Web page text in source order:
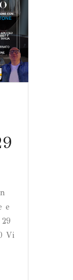
e
Vi